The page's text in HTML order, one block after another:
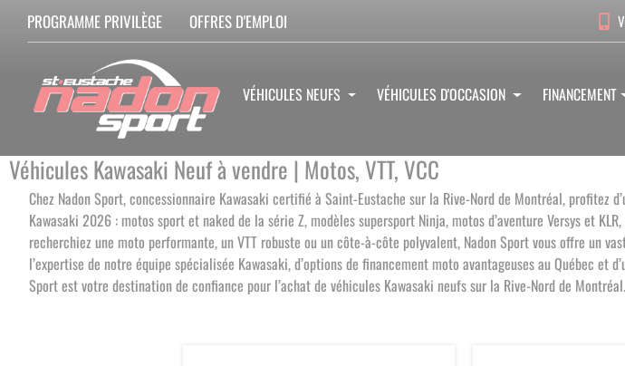
PROGRAMME PRIVILÈGE OFFRES D'EMPLOI
VÉHICULES NEUFS VÉHICULES D'OCCASION FINANCEMENT
Véhicules Kawasaki Neuf à vendre | Motos, VTT, VCC
Chez Nadon Sport, concessionnaire Kawasaki certifié à Saint-Eustache sur la Rive-Nord de Montréal, profitez
Kawasaki 2026 : motos sport et naked de la série Z, modèles supersport Ninja, motos d’aventure Versys et
recherchiez une moto performante, un VTT robuste ou un côte-à-côte polyvalent, Nadon Sport vous offre un
l’expertise de notre équipe spécialisée Kawasaki, d’options de financement moto avantageuses au Québec
Sport est votre destination de confiance pour l’achat de véhicules Kawasaki neufs sur la Rive-Nord de Montréal.